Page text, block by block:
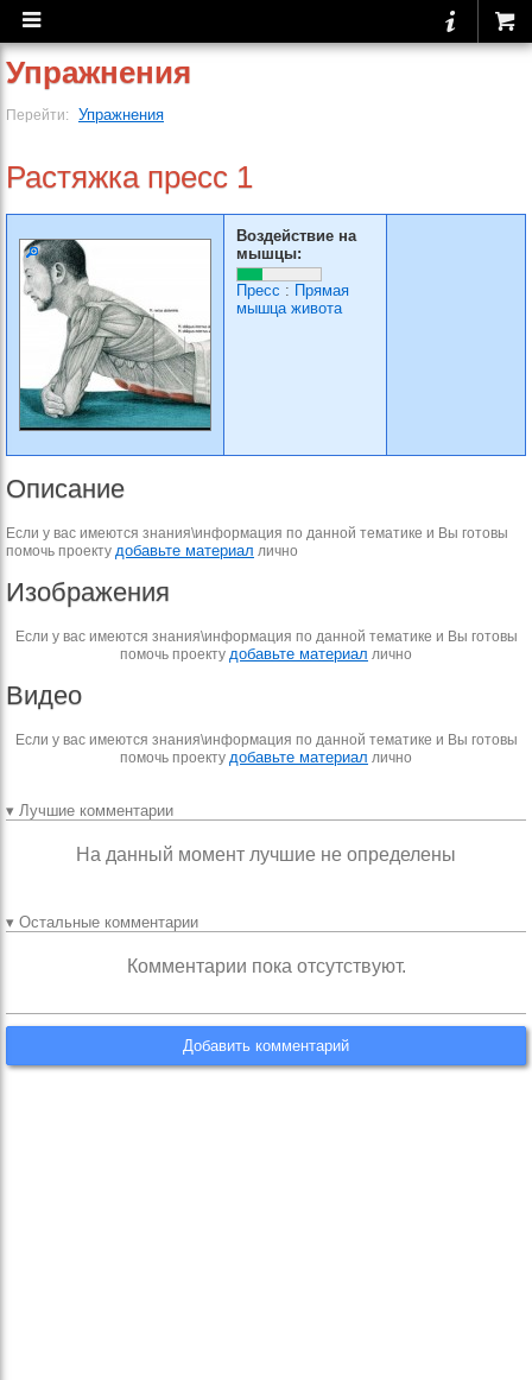
Упражнения
Перейти: Упражнения
Растяжка пресс 1
Воздействие на
мышцы:
Пресс : Прямая
мышца живота
Описание
Если у вас имеются знания\информация по данной тематике и Вы готовы
помочь проекту добавьте материал лично
Изображения
Если у вас имеются знания\информация по данной тематике и Вы готовы
помочь проекту добавьте материал лично
Видео
Если у вас имеются знания\информация по данной тематике и Вы готовы
помочь проекту добавьте материал лично
▾ Лучшие комментарии
На данный момент лучшие не определены
▾ Остальные комментарии
Комментарии пока отсутствуют.
Добавить комментарий